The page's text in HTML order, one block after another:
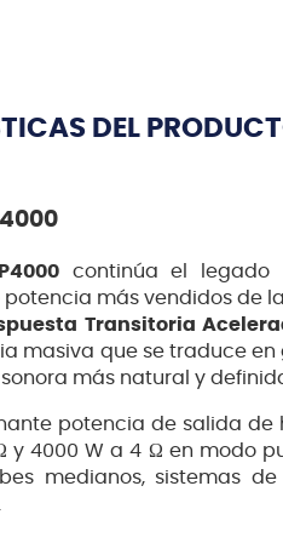
DEL
continúa el legado
más vendidos de
Transitoria
masiva que se traduce
más natural y
potencia de salida
y 4000 W a 4 Ω en modo
medianos, sistemas